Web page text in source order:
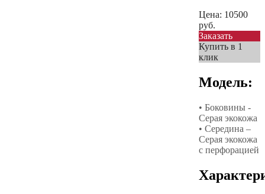
Цена: 10500
руб.
Заказать
Купить в 1
клик
Модель:
• Боковины -
Серая экокожа
• Середина –
Серая экокожа
с перфорацией